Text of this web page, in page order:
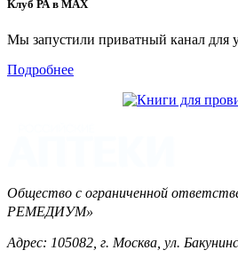
Клуб РА в MAX
Мы запустили приватный канал для
Подробнее
Общество с ограниченной
РЕМЕДИУМ»
Адрес: 105082, г. Москва, ул.